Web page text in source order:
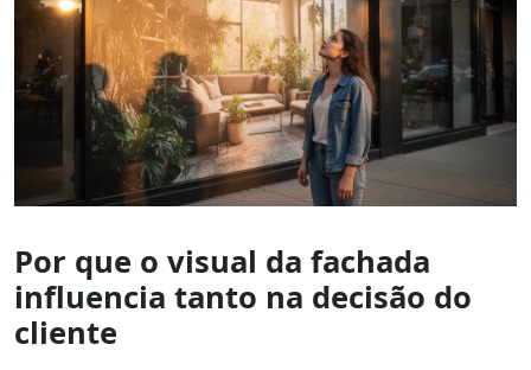
Por que o visual da fachada
influencia tanto na decisão do
cliente